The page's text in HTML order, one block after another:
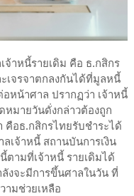
จ้าหนี้รายเดิม คือ ธ.กสิกร
เจรจาตกลงกันได้ที่มูลหนี้
หน้าศาล ปรากฏว่า เจ้าหนี้
หมายวันดั่งกล่าวต้องถูก
คือธ.กสิกรไทยรับชำระได้
เจ้าหนี้ สถานบันการเงิน
ตามที่เจ้าหนี้ รายเดิมได้
งจะมีการขึ้นศาลในวัน ที่
มช่วยเหลือ